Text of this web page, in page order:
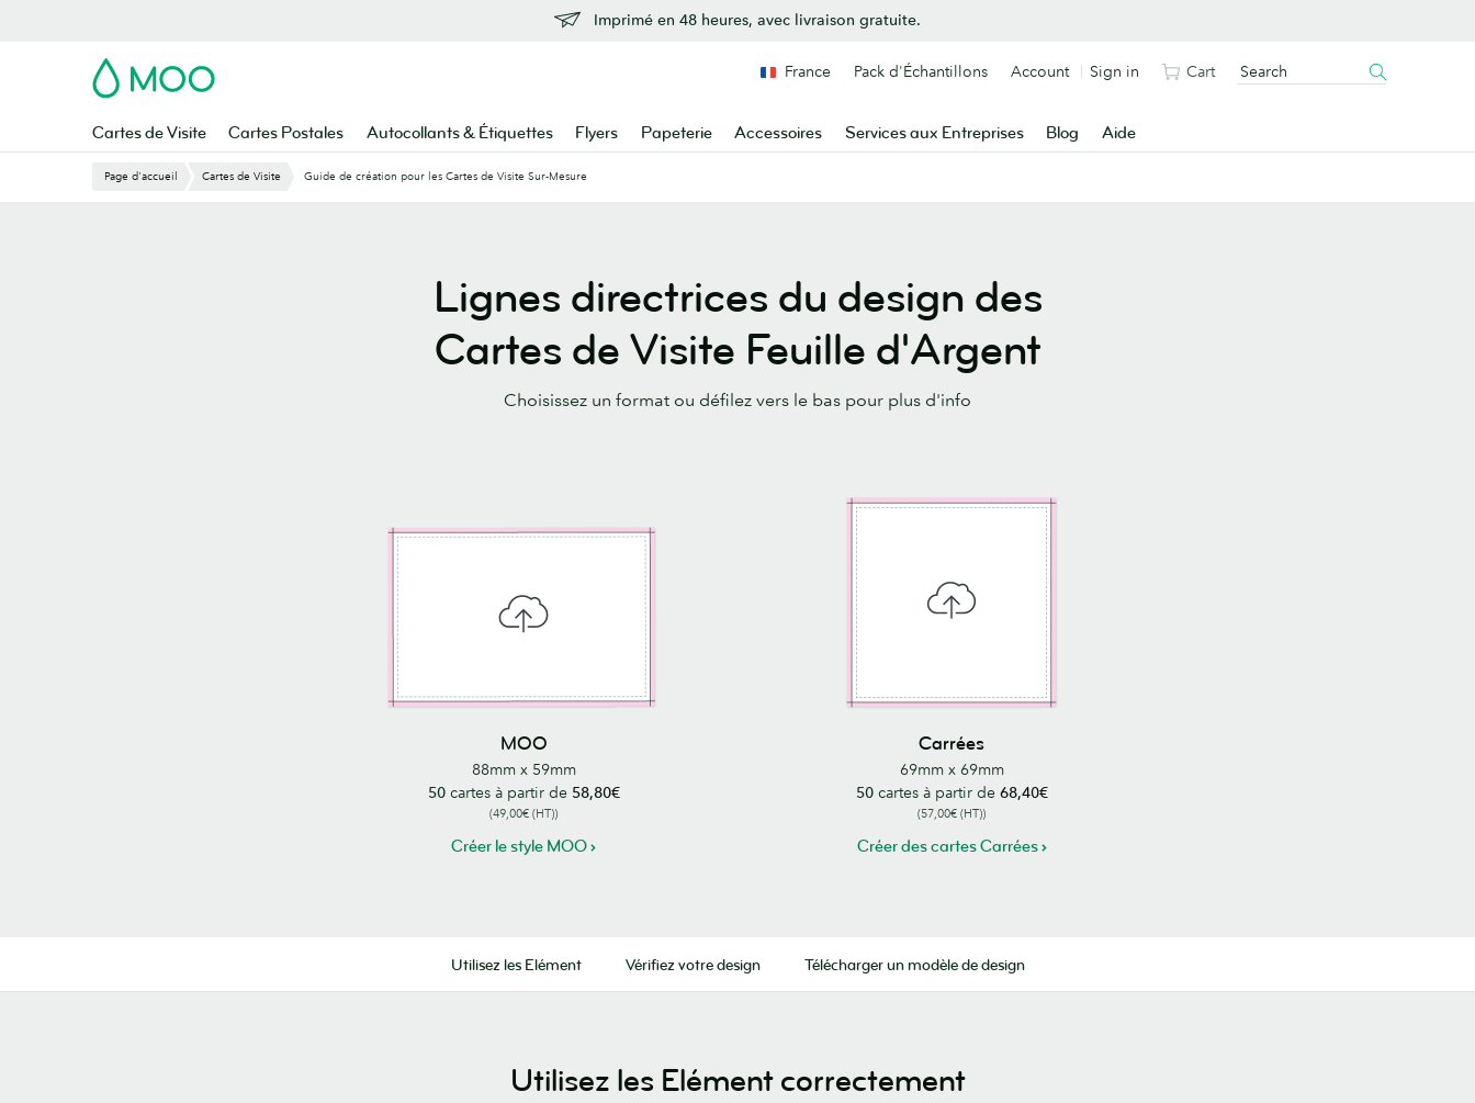
Imprimé en 48 heures, avec livraison gratuite.
MOO
Cartes de Visite Cartes Postales Autocollants & Étiquettes Flyers Papeterie Accessoires Services aux Entreprises Blog Aide
France Pack d'Échantillons Account Sign in Cart
Page d'accueil Cartes de Visite Guide de création pour les Cartes de Visite Sur-Mesure
Lignes directrices du design des
Cartes de Visite Feuille d'Argent
Choisissez un format ou défilez vers le bas pour plus d'info
MOO
88mm x 59mm
50cartes à partir de 58,80€
(49,00€ (HT))
Créer le style MOO
Carrées
69mm x 69mm
50cartes à partir de 68,40€
(57,00€ (HT))
Créer des cartes Carrées
Utilisez les Elément Vérifiez votre design Télécharger un modèle de design
Utilisez les Elément correctement